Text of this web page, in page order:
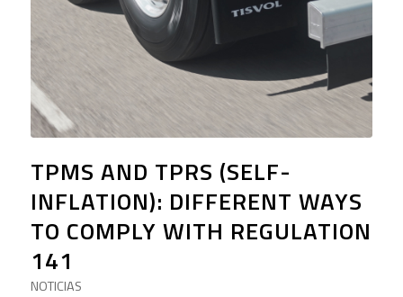
TPMS AND TPRS (SELF-
INFLATION): DIFFERENT WAYS
TO COMPLY WITH REGULATION
141
NOTICIAS